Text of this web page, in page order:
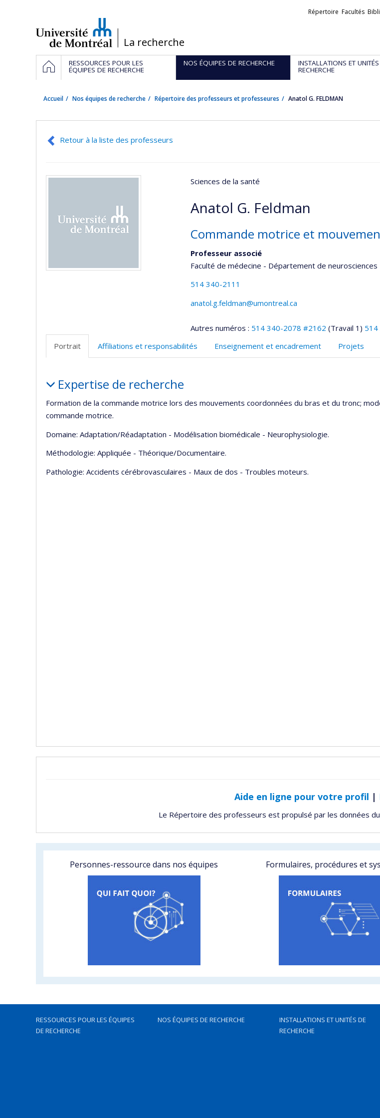
/La recherche
Liens
Répertoire Facultés
Navigation
principale
ACCUEILRESSOURCES POUR LES
ÉQUIPES DE RECHERCHE
NOS ÉQUIPES DE RECHERCHE INSTALLATIONS ET
RECHERCHE
Accueil Nos équipes de recherche Répertoire des professeurs et professeures Anatol G. FELDMAN
Retour à la liste des professeurs
Sciences de la santé
Anatol G. Feldman
Commande motrice et
Professeur associé
Faculté de médecine - Département de neurosciences
514 340-2111
anatol.g.feldman@umontreal.ca
Autres numéros : 514 340-2078 #2162 (Travail 1)
Portrait
Affiliations et responsabilités Enseignement et encadrement Projets
Expertise de recherche
Formation de la commande motrice lors des mouvements coordonnées du bras et du tronc;
commande motrice.
Domaine: Adaptation/Réadaptation - Modélisation biomédicale - Neurophysiologie.
Méthodologie: Appliquée - Théorique/Documentaire.
Pathologie: Accidents cérébrovasculaires - Maux de dos - Troubles moteurs.
Aide en ligne pour votre profil |
Le Répertoire des professeurs est propulsé par les données du
Personnes-ressource dans nos équipes Formulaires, procédures et
RESSOURCES POUR LES ÉQUIPES
DE RECHERCHE
NOS ÉQUIPES DE RECHERCHE
INSTALLATIONS ET UNITÉS DE
RECHERCHE